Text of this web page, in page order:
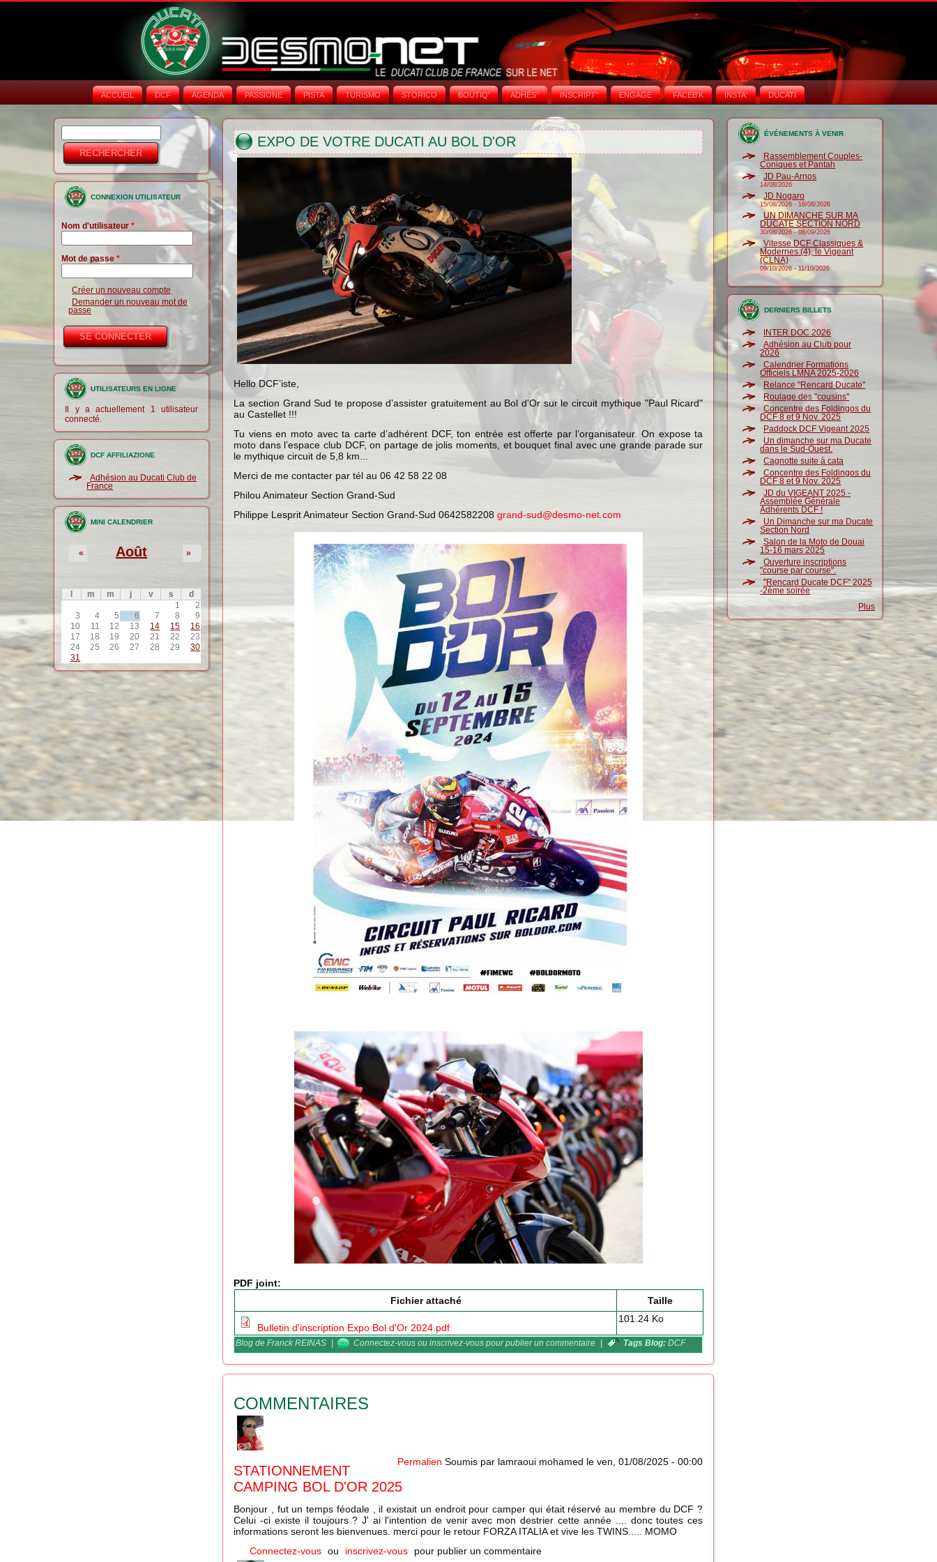
ACCUEIL DCF AGENDA PASSIONE PISTA TURISMO STORICO BOUTIQ' ADHÉS° INSCRIPT° ENGAGE FACEB'K INSTA‘ DUCATI
Formulaire de
recherche
CONNEXION UTILISATEUR
Nom d'utilisateur*
Mot de passe*
Créer un nouveau compte
Demander un nouveau mot de
passe
UTILISATEURS EN LIGNE
Il y a actuellement 1 utilisateur
connecté.
DCF AFFILIAZIONE
Adhésion au Ducati Club de
France
MINI CALENDRIER
Août
« »
m m j v s
d
1
2
3
4 5 6 7 8
9
10
11 12 13 14 15
16
17
18 19 20 21 22
23
24
25 26 27 28 29
30
31
EXPO DE VOTRE DUCATI AU BOL D'OR
Hello DCF’iste,
La section Grand Sud te propose d’assister gratuitement au Bol d'Or sur le circuit mythique "Paul Ricard"
au Castellet !!!
Tu viens en moto avec ta carte d’adhérent DCF, ton entrée est offerte par l’organisateur. On expose ta
moto dans l’espace club DCF, on partage de jolis moments, et bouquet final avec une grande parade sur
le mythique circuit de 5,8 km...
Merci de me contacter par tél au 06 42 58 22 08
Philou Animateur Section Grand-Sud
Philippe Lesprit Animateur Section Grand-Sud 0642582208grand-sud@desmo-net.com
PDF joint:
Fichier attaché
Taille
Bulletin d'inscription Expo Bol d'Or 2024.pdf
101.24 Ko
Blog de Franck REINAS | Connectez-vous ouinscrivez-vous pour publier un commentaire | Tags Blog:DCF
COMMENTAIRES
Permalien Soumis par lamraoui mohamed leven, 01/08/2025 - 00:00
STATIONNEMENT
CAMPING BOL D'OR 2025
Bonjour , fut un temps féodale , il existait un endroit pour camper qui était réservé au membre du DCF ?
Celui -ci existe il toujours ? J' ai l'intention de venir avec mon destrier cette année .... donc toutes ces
informations seront les bienvenues. merci pour le retour FORZA ITALIA et vive les TWINS..... MOMO
Connectez-vous ou inscrivez-vous pour publier un commentaire
ÉVÉNEMENTS À VENIR
Rassemblement Couples-
Coniques et Pantah
JD Pau-Arnos
14/08/2026
JD Nogaro
15/08/2026 -16/08/2026
UN DIMANCHE SUR MA
DUCATE SECTION NORD
30/08/2026-06/09/2026
Vitesse DCF Classiques &
Modernes (4), le Vigeant
(CLNA)
09/10/2026-11/10/2026
DERNIERS BILLETS
INTER DOC 2026
Adhésion au Club pour
2026
Calendrier Formations
Officiels LMNA 2025-2026
Relance "Rencard Ducate"
Roulage des "cousins"
Concentre des Foldingos du
DCF 8 et 9 Nov. 2025
Paddock DCF Vigeant 2025
Un dimanche sur ma Ducate
dans le Sud-Ouest.
Cagnotte suite à cata
Concentre des Foldingos du
DCF 8 et 9 Nov. 2025
JD du VIGEANT 2025 -
Assemblée Générale
Adhérents DCF !
Un Dimanche sur ma Ducate
Section Nord
Salon de la Moto de Douai
15-16 mars 2025
Ouverture inscriptions
"course par course".
"Rencard Ducate DCF" 2025
-2ème soirée
Plus